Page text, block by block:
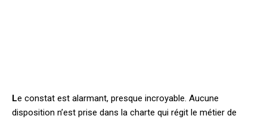
Le constat est alarmant, presque incroyable. Aucune
disposition n’est prise dans la charte qui régit le métier de